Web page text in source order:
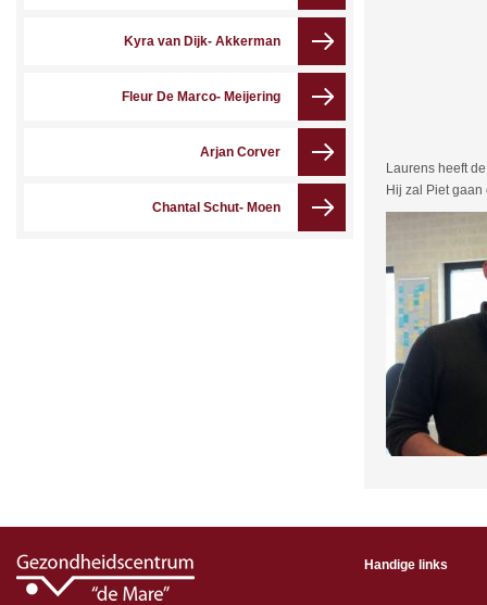
Kyra van Dijk- Akkerman
Fleur De Marco- Meijering
Arjan Corver
Chantal Schut- Moen
Laurens heeft
Hij zal Piet
Handige links